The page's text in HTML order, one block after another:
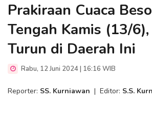
Prakiraan Cuaca
Tengah Kamis (13/
Turun di Daerah Ini
Rabu, 12 Juni 2024 | 16:16 WIB
Reporter: SS. Kurniawan | Editor: S.S.